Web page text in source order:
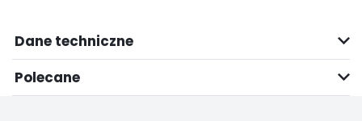
Dane techniczne
Polecane